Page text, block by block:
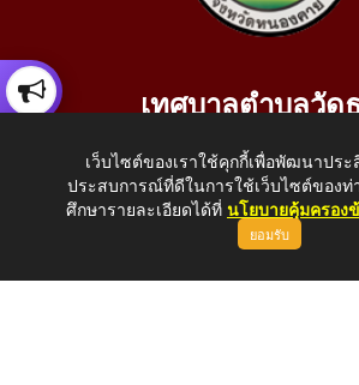
เทศบาลตำบลวัด
อ.เมือง จ.หนองคาย
โทรศัพท์: 042-414758 โทรสาร:
E-Mail:
เว็บไซต์ของเราใช้คุกกี้เพื่อพัฒนาปร
ประสบการณ์ที่ดีในการใช้เว็บไซต์ของ
ศึกษารายละเอียดได้ที่ นโยบายคุ้มครอง
ยอมรับ